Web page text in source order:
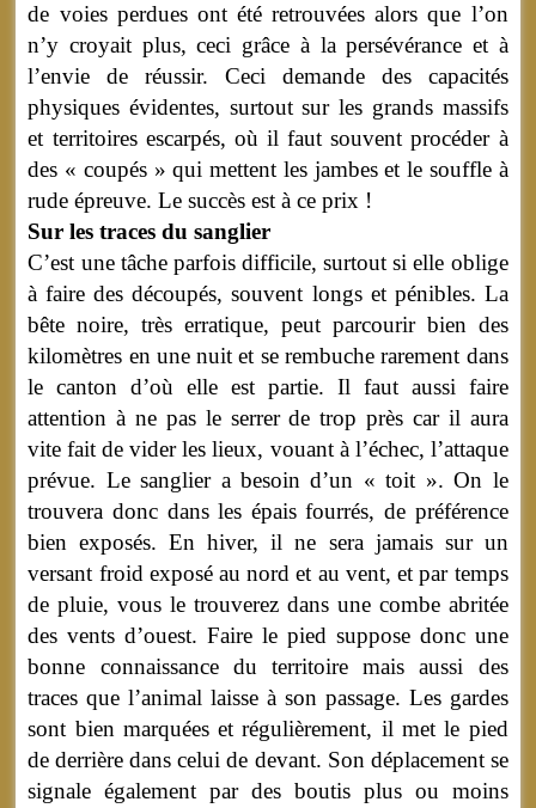
de voies perdues ont été retrouvées alors que l’on
n’y croyait plus, ceci grâce à la persévérance et à
l’envie de réussir. Ceci demande des capacités
physiques évidentes, surtout sur les grands massifs
et territoires escarpés, où il faut souvent procéder à
des « coupés » qui mettent les jambes et le souffle à
rude épreuve. Le succès est à ce prix !
Sur les traces du sanglier
C’est une tâche parfois difficile, surtout si elle oblige
à faire des découpés, souvent longs et pénibles. La
bête noire, très erratique, peut parcourir bien des
kilomètres en une nuit et se rembuche rarement dans
le canton d’où elle est partie. Il faut aussi faire
attention à ne pas le serrer de trop près car il aura
vite fait de vider les lieux, vouant à l’échec, l’attaque
prévue. Le sanglier a besoin d’un « toit ». On le
trouvera donc dans les épais fourrés, de préférence
bien exposés. En hiver, il ne sera jamais sur un
versant froid exposé au nord et au vent, et par temps
de pluie, vous le trouverez dans une combe abritée
des vents d’ouest. Faire le pied suppose donc une
bonne connaissance du territoire mais aussi des
traces que l’animal laisse à son passage. Les gardes
sont bien marquées et régulièrement, il met le pied
de derrière dans celui de devant. Son déplacement se
signale également par des boutis plus ou moins